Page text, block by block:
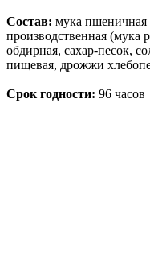
Состав: мука пшеничная
производственная (мука
обдирная, сахар-песок,
пищевая, дрожжи
Срок годности: 96 часов